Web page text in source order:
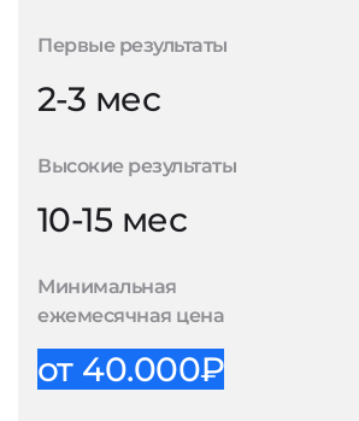
Первые результаты
2-3 мес
Высокие результаты
10-15 мес
Минимальная
ежемесячная цена
от 40.000₽